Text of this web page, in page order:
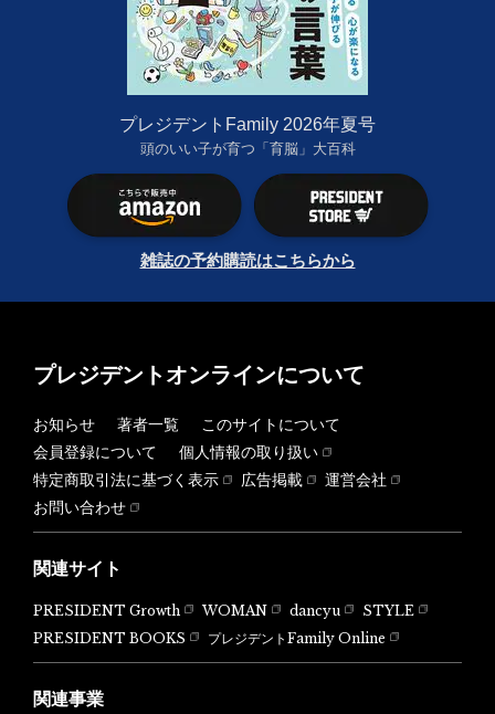
プレジデントFamily 2026年夏号
頭のいい子が育つ「育脳」大百科
雑誌の予約購読はこちらから
プレジデントオンラインについて
お知らせ 著者一覧
このサイトについて
会員登録について
個人情報の取り扱い
特定商取引法に基づく表示
広告掲載
運営会社
お問い合わせ
関連サイト
PRESIDENT Growth WOMAN dancyu
STYLE
PRESIDENT BOOKS
プレジデントFamily Online
関連事業